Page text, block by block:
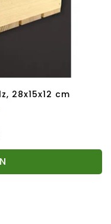
28x15x12 cm